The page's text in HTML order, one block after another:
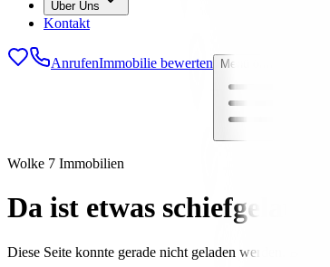
Über Uns
Kontakt
AnrufenImmobilie bewerten Menü öffnen
Wolke 7 Immobilien
Da ist etwas schiefgelaufen
Diese Seite konnte gerade nicht geladen werden. Bitte